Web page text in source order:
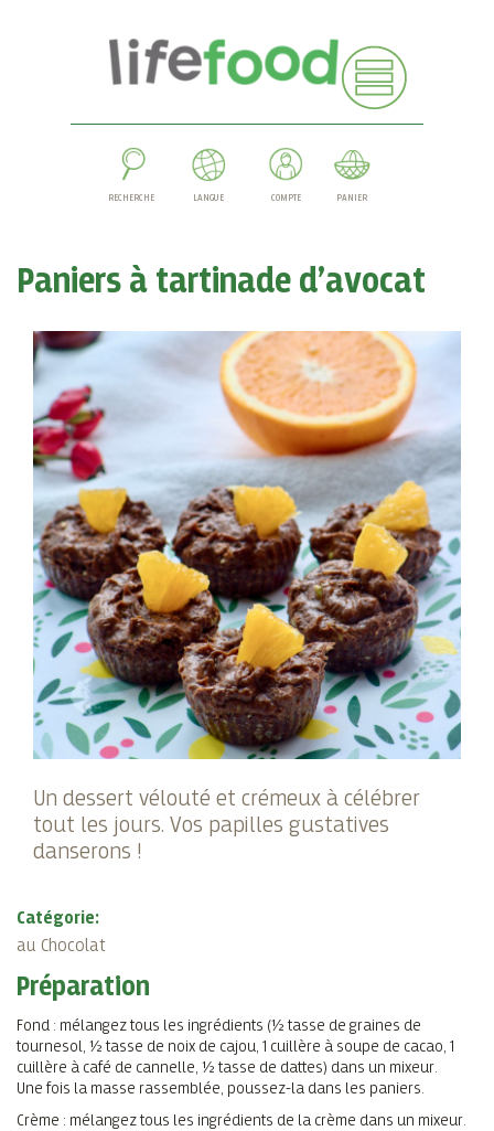
RECHERCHE LANGUE COMPTE PANIER
Paniers à tartinade d’avocat
Un dessert vélouté et crémeux à célébrer
tout les jours. Vos papilles gustatives
danserons !
Catégorie:
au Chocolat
Préparation
Fond : mélangez tous les ingrédients (½ tasse de graines de
tournesol, ½ tasse de noix de cajou, 1 cuill ère à soupe de cacao, 1
cuill ère à café de cannelle, ½ tasse de dattes) dans un mixeur.
Une fois la masse rassemblée, poussez-la dans les paniers.
Crème : mélangez tous les ingrédients de la crème dans un mixeur.